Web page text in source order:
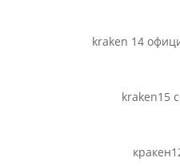
kraken 14
kraken15